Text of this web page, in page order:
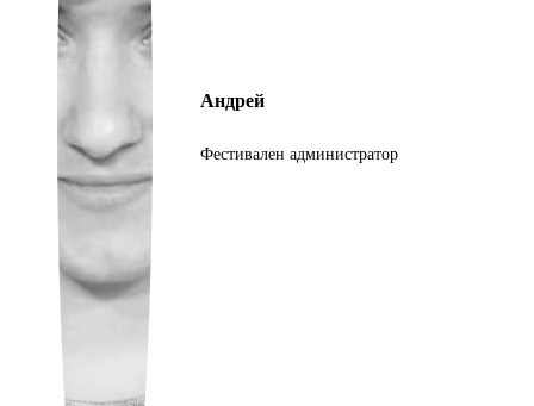
Ukrainian
Андрей
Фестивален администратор